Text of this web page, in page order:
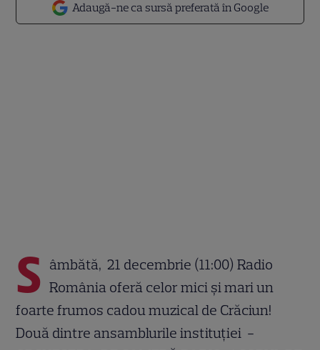
Adaugă-ne ca sursă preferată în Google
S âmbătă, 21 decembrie (11:00) Radio
România oferă celor mici și mari un
foarte frumos cadou muzical de Crăciun!
Două dintre ansamblurile instituției -